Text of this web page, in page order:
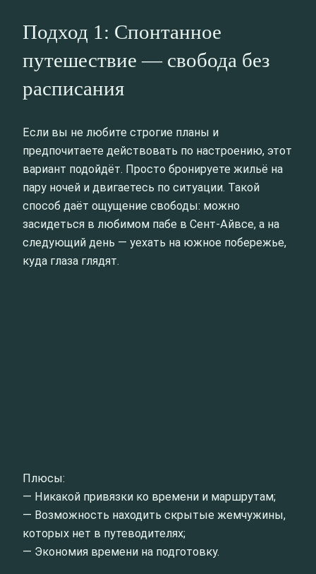
Подход 1: Спонтанное
путешествие — свобода без
расписания
Если вы не любите строгие планы и
предпочитаете действовать по настроению, этот
вариант подойдёт. Просто бронируете жильё на
пару ночей и двигаетесь по ситуации. Такой
способ даёт ощущение свободы: можно
засидеться в любимом пабе в Сент-Айвсе, а на
следующий день — уехать на южное побережье,
куда глаза глядят.
Плюсы:
— Никакой привязки ко времени и маршрутам;
— Возможность находить скрытые жемчужины,
которых нет в путеводителях;
— Экономия времени на подготовку.